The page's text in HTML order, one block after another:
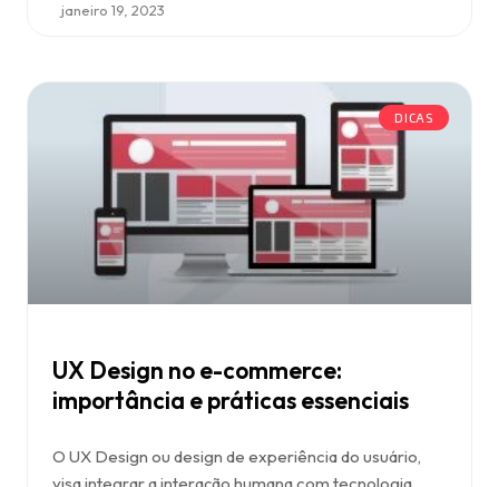
janeiro 19, 2023
DICAS
UX Design no e-commerce:
importância e práticas essenciais
O UX Design ou design de experiência do usuário,